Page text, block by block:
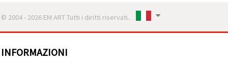
© 2004 - 2026 EM ART Tutti i diritti riservati..
INFORMAZIONI